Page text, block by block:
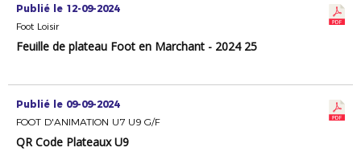
Publié le 12-09-2024
Foot Loisir
Feuille de plateau Foot en Marchant - 2024 25
Publié le 09-09-2024
FOOT D'ANIMATION U7 U9 G/F
QR Code Plateaux U9